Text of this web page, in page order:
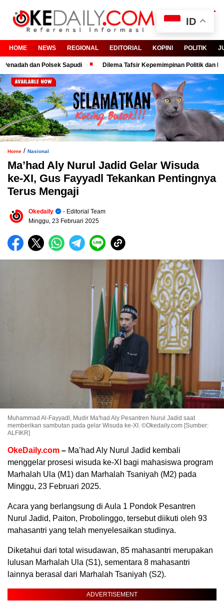
HOME NEWS REGIONAL EDITORIAL KOPINI POLITIK
dan Polsek Sapudi Dilema Tafsir Kepemimpinan Politik dan
Home / Nasional
Ma’had Aly Nurul Jadid Gelar Wisuda
ke-XI, Gus Fayyadl Tekankan Pentingnya
Terus Mengaji
Okedaily
- Editorial Team
Minggu, 23 Februari 2025
Muhammad Al-Fayyadl, Mudir Ma'had Aly Pesantren Nurul Jadid saat
memberikan sambutan pada gelar Wisuda ke-XI. ©Okedaily.com [Sumber:
ALFIKR]
OkeDaily.com – Ma’had Aly Nurul Jadid kembali
menggelar prosesi wisuda ke-XI bagi mahasiswa program
Marhalah Ula (M1) dan Marhalah Tsaniyah (M2) pada
Minggu, 23 Februari 2025.
Acara yang berlangsung di Aula 1 Pondok Pesantren
Nurul Jadid, Paiton, Probolinggo, tersebut diikuti oleh 93
mahasantri yang telah menyelesaikan studinya.
Diketahui dari total wisudawan, 85 mahasantri merupakan
lulusan Marhalah Ula (S1), sementara 8 mahasantri
lainnya berasal dari Marhalah Tsaniyah (S2).
ADVERTISEMENT
ID